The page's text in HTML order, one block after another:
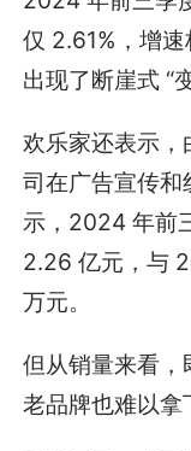
仅 2.61%，增
出现了断崖式 “变
欢乐家还表示，
司在广告宣传和
示，2024 年前
2.26 亿元，与
万元。
但从销量来看，
老品牌也难以拿